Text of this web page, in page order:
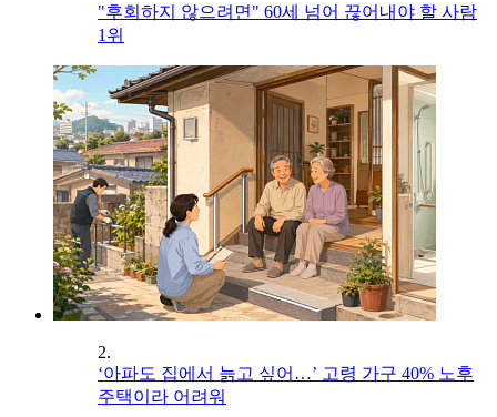
"후회하지 않으려면" 60세 넘어 끊어내야 할 사람
1위
2.
‘아파도 집에서 늙고 싶어…’ 고령 가구 40% 노후
주택이라 어려워